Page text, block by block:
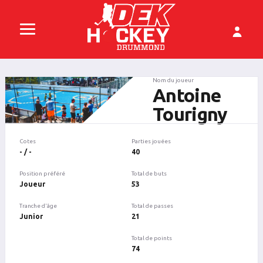
Nom du joueur
Antoine
Tourigny
Cotes
- / -
Position préféré
Joueur
Tranche d'âge
Junior
Parties jouées
40
Total de buts
53
Total de passes
21
Total de points
74